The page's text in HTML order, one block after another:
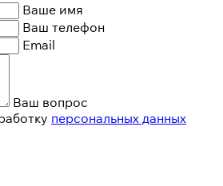
Ваше имя
Ваш телефон
Email
Ваш вопрос
персональных данных